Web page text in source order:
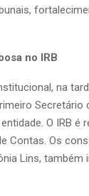
no IRB
na
Secretário
O IRB
Contas. Os
Lins, também